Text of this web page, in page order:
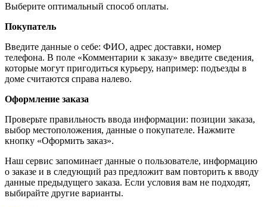
Выберите оптимальный способ оплаты.
Покупатель
Введите данные о себе: ФИО, адрес доставки, номер
телефона. В поле «Комментарии к заказу» введите сведения,
которые могут пригодиться курьеру, например: подъезды в
доме считаются справа налево.
Оформление заказа
Проверьте правильность ввода информации: позиции заказа,
выбор местоположения, данные о покупателе. Нажмите
кнопку «Оформить заказ».
Наш сервис запоминает данные о пользователе, информацию
о заказе и в следующий раз предложит вам повторить к вводу
данные предыдущего заказа. Если условия вам не подходят,
выбирайте другие варианты.